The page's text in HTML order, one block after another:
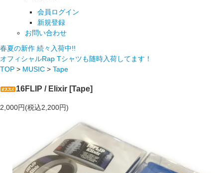
会員ログイン
新規登録
お問い合わせ
春夏の新作 続々入荷中!!
オフィシャルRap Tシャツも随時入荷してます！
TOP > MUSIC > Tape
16FLIP / Elixir [Tape]
2,000円(税込2,200円)